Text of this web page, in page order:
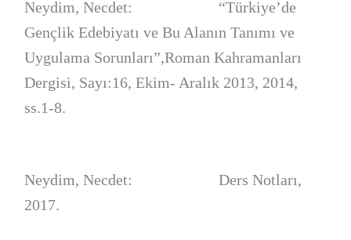
Neydim, Necdet:
“Türkiye’de
Gençlik Edebiyatı ve Bu Alanın Tanımı ve
Uygulama Sorunları”,Roman Kahramanları
Dergisi, Sayı:16, Ekim- Aralık 2013, 2014,
ss.1-8.
Neydim, Necdet: Ders Notları,
2017.